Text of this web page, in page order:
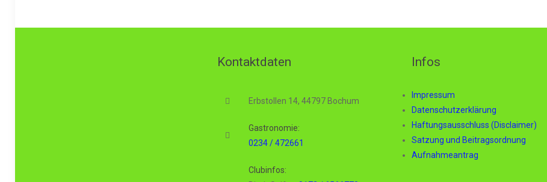
Kontaktdaten
Erbstollen 14, 44797 Bochum
Gastronomie:
0234 / 472661
Clubinfos:
Infos
Impressum
Datenschutzerklärung
Haftungsausschluss (Disclaimer)
Satzung und Beitragsordnung
Aufnahmeantrag